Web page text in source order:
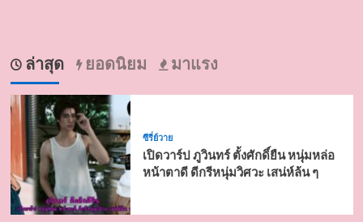
ล่าสุด ยอดนิยม มาแรง
ซีรี่ย์วาย
เปิดวาร์ป ภูวินทร์ ตั้งศักดิ์ยืน หนุ่มหล่อ
หน้าตาดี ดีกรีหนุ่มวิศวะ เสน่ห์ล้น ๆ